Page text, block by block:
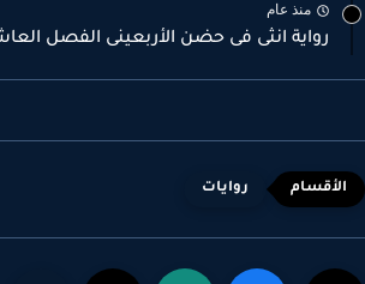
منذ عام
رواية انثى فى حضن الأربعينى الفصل العاشر 10 بقلم اسراء...
روايات